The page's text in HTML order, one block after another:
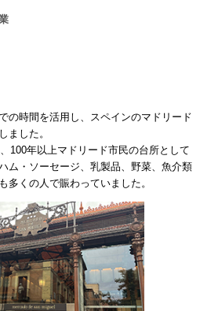
の時間を活用し、スペインのマドリード
ました。
100年以上マドリード市民の台所として
ム・ソーセージ、乳製品、野菜、魚介類
多くの人で賑わっていました。